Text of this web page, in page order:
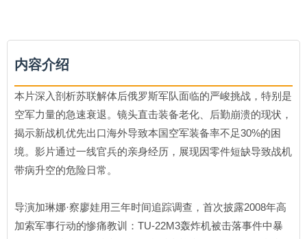
内容介绍
本片深入剖析苏联解体后俄罗斯军队面临的严峻挑战，特别是
空军力量的急速衰退。镜头直击装备老化、后勤崩溃的现状，
揭示新战机优先出口海外导致本国空军装备率不足30%的困
境。影片通过一线官兵的亲身经历，展现因零件短缺导致战机
带病升空的危险日常。
导演加琳娜·察廖娃用三年时间追踪调查，首次披露2008年高
加索军事行动的惨痛教训：TU-22M3轰炸机被击落事件中暴